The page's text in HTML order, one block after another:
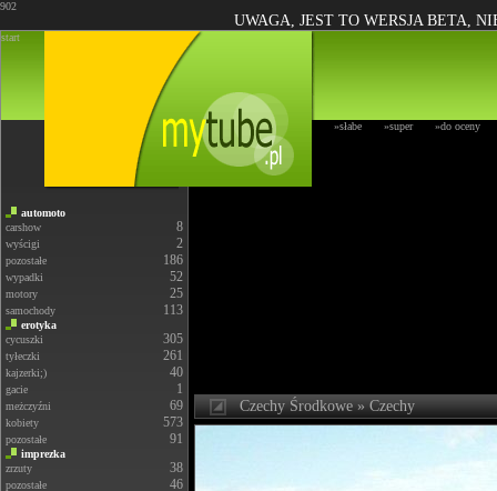
902
UWAGA, JEST TO WERSJA BETA,
start
»słabe »super »do oceny
automoto
carshow
8
wyścigi 2
pozostałe 186
wypadki 52
motory 25
samochody 113
erotyka
cycuszki
305
tyłeczki 261
kajzerki;) 40
gacie 1
meżczyźni 69
kobiety 573
pozostałe 91
imprezka
zrzuty
38
pozostałe 46
Czechy Środkowe » Czechy